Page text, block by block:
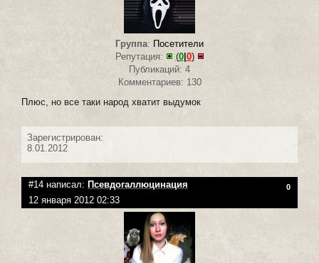
Группа: Посетители
Репутация:
(0| 0)
Публикаций: 4
Комментариев: 130
Плюс, но все таки народ хватит выдумок
Зарегистрирован:
8.01.2012
#14 написал: Псевдогаллюцинация 0
12 января 2012 02:33